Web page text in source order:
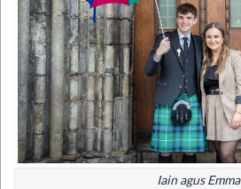
Iain agus Emma